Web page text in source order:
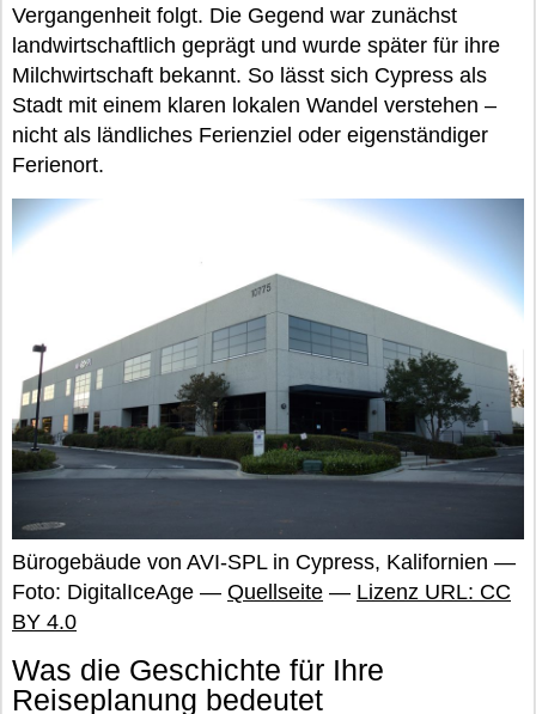
Vergangenheit folgt. Die Gegend war zunächst
landwirtschaftlich geprägt und wurde später für ihre
Milchwirtschaft bekannt. So lässt sich Cypress als
Stadt mit einem klaren lokalen Wandel verstehen –
nicht als ländliches Ferienziel oder eigenständiger
Ferienort.
Bürogebäude von AVI-SPL in Cypress, Kalifornien —
Foto: DigitalIceAge — Quellseite — Lizenz URL: CC
BY 4.0
Was die Geschichte für Ihre
Reiseplanung bedeutet